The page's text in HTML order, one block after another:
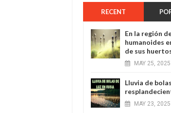
RECENT
En la región
humanoides
de sus
MAY 25, 2025
Lluvia de
MAY 23, 2025